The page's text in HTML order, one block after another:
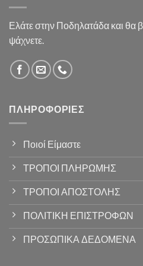
Ελάτε στην Ποδηλατάδα και θα
ψάχνετε.
ΠΛΗΡΟΦΟΡΊΕΣ
Ποιοί Είμαστε
ΤΡΟΠΟΙ ΠΛΗΡΩΜΗΣ
ΤΡΟΠΟΙ ΑΠΟΣΤΟΛΗΣ
ΠΟΛΙΤΙΚΗ ΕΠΙΣΤΡΟΦΩΝ
ΠΡΟΣΩΠΙΚΑ ΔΕΔΟΜΕΝΑ